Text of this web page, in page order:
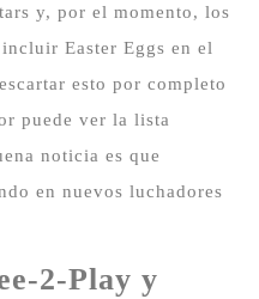
y, por el momento, los
Easter Eggs en el
esto por completo
puede ver la lista
noticia es que
en nuevos luchadores
2-Play y